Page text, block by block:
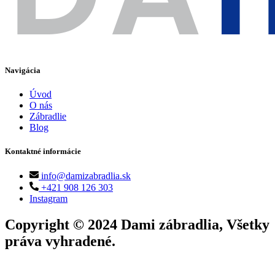
Navigácia
Úvod
O nás
Zábradlie
Blog
Kontaktné informácie
info@damizabradlia.sk
+421 908 126 303
Instagram
Copyright © 2024 Dami zábradlia, Všetky
práva vyhradené.